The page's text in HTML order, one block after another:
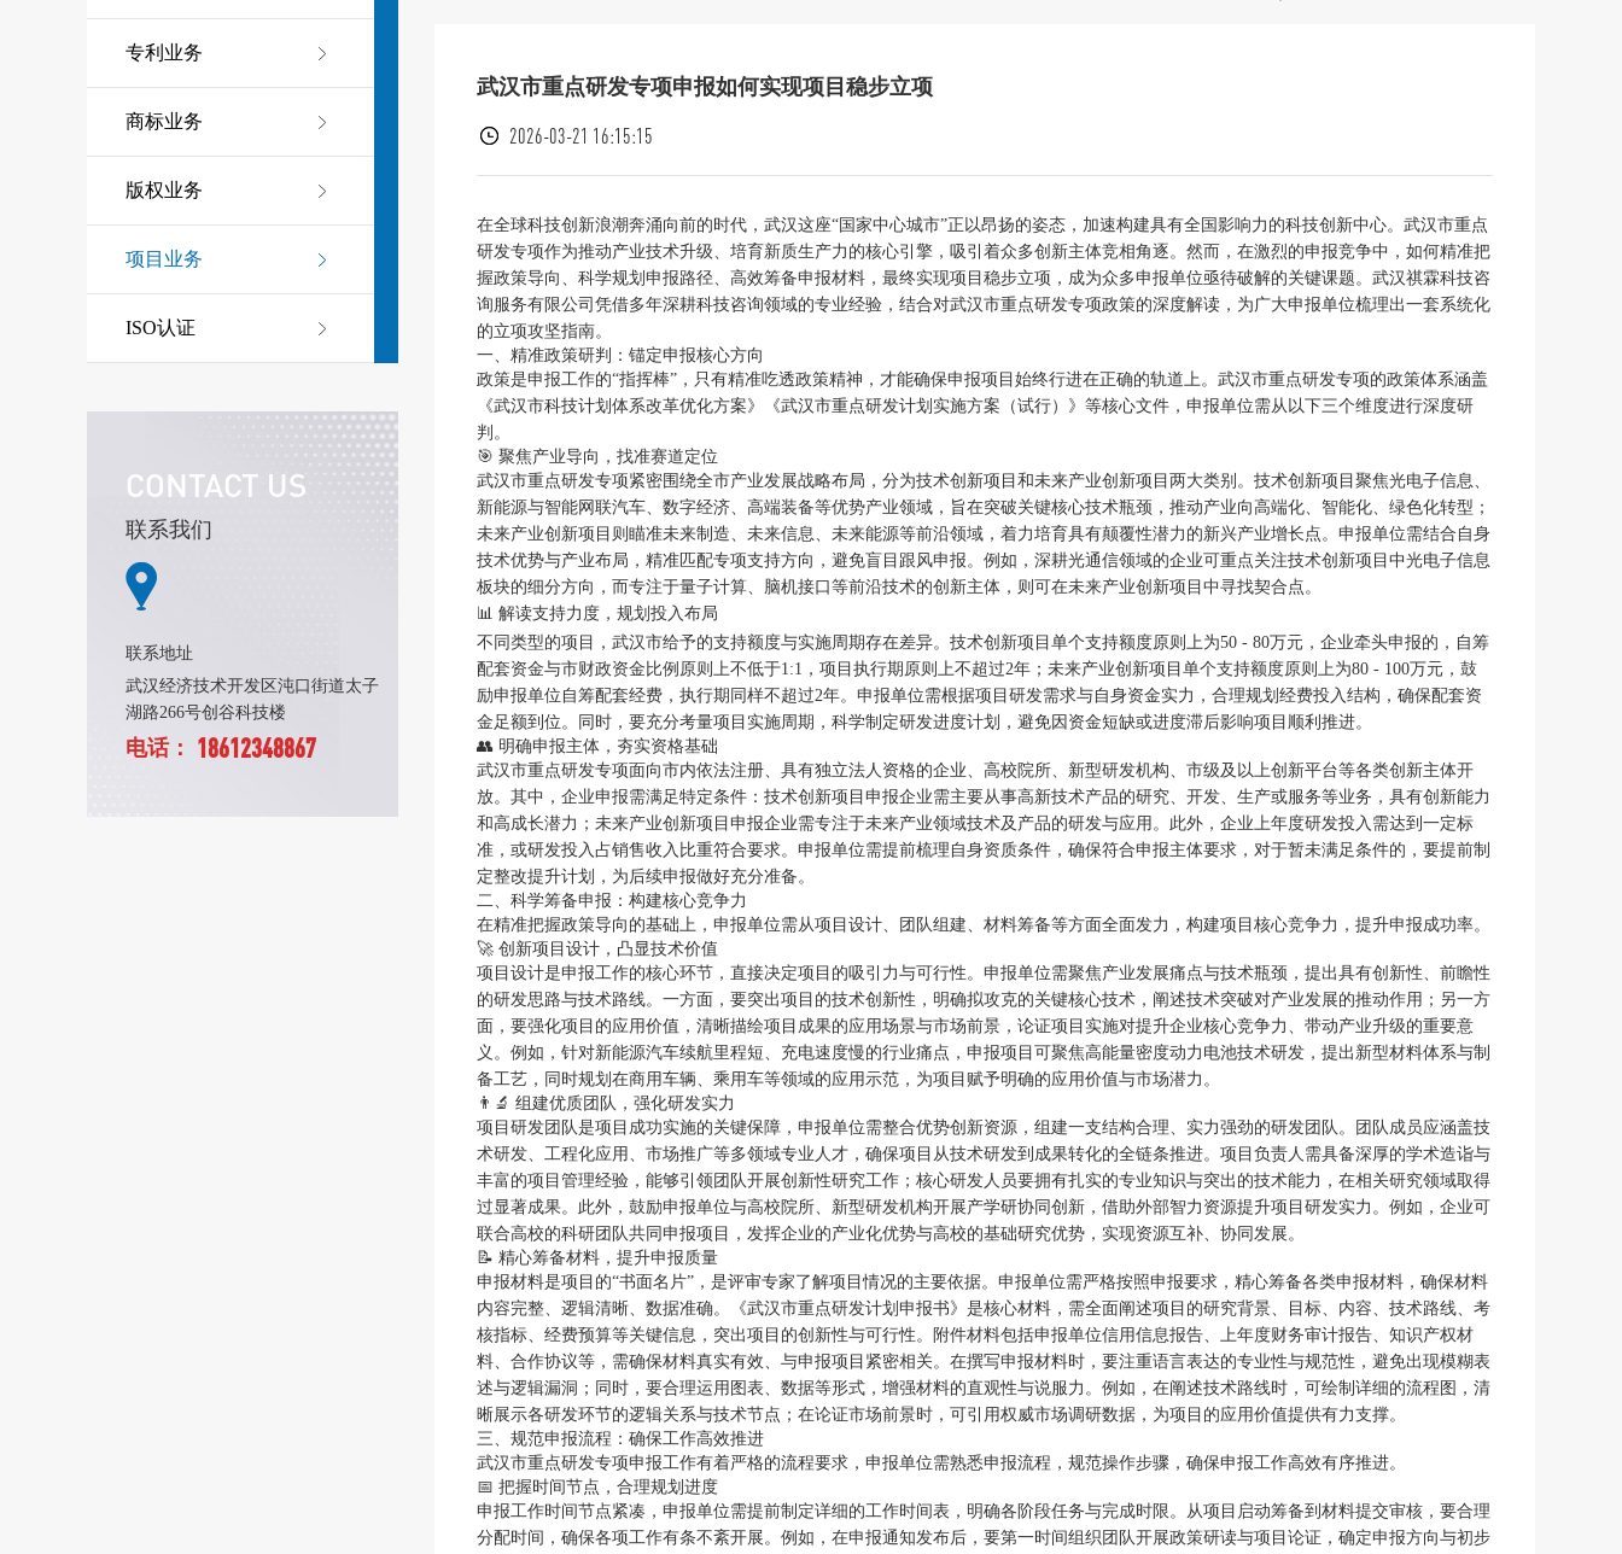
专利业务
商标业务
版权业务
项目业务
ISO认证
CONTACT US
联系我们
联系地址
武汉经济技术开发区沌口街道太子
湖路266号创谷科技楼
电话： 18612348867
武汉市重点研发专项申报如何实现项目稳步立项
2026-03-21 16:15:15
在全球科技创新浪潮奔涌向前的时代，武汉这座“国家中心城市”正以昂扬的姿态，加速构建具有全国影响力的科技创新中心。武汉市重点
研发专项作为推动产业技术升级、培育新质生产力的核心引擎，吸引着众多创新主体竞相角逐。然而，在激烈的申报竞争中，如何精准把
握政策导向、科学规划申报路径、高效筹备申报材料，最终实现项目稳步立项，成为众多申报单位亟待破解的关键课题。武汉祺霖科技咨
询服务有限公司凭借多年深耕科技咨询领域的专业经验，结合对武汉市重点研发专项政策的深度解读，为广大申报单位梳理出一套系统化
的立项攻坚指南。
一、精准政策研判：锚定申报核心方向
政策是申报工作的“指挥棒”，只有精准吃透政策精神，才能确保申报项目始终行进在正确的轨道上。武汉市重点研发专项的政策体系涵盖
《武汉市科技计划体系改革优化方案》《武汉市重点研发计划实施方案（试行）》等核心文件，申报单位需从以下三个维度进行深度研
判。
🎯 聚焦产业导向，找准赛道定位
武汉市重点研发专项紧密围绕全市产业发展战略布局，分为技术创新项目和未来产业创新项目两大类别。技术创新项目聚焦光电子信息、
新能源与智能网联汽车、数字经济、高端装备等优势产业领域，旨在突破关键核心技术瓶颈，推动产业向高端化、智能化、绿色化转型；
未来产业创新项目则瞄准未来制造、未来信息、未来能源等前沿领域，着力培育具有颠覆性潜力的新兴产业增长点。申报单位需结合自身
技术优势与产业布局，精准匹配专项支持方向，避免盲目跟风申报。例如，深耕光通信领域的企业可重点关注技术创新项目中光电子信息
板块的细分方向，而专注于量子计算、脑机接口等前沿技术的创新主体，则可在未来产业创新项目中寻找契合点。
📊 解读支持力度，规划投入布局
不同类型的项目，武汉市给予的支持额度与实施周期存在差异。技术创新项目单个支持额度原则上为50 - 80万元，企业牵头申报的，自筹
配套资金与市财政资金比例原则上不低于1:1，项目执行期原则上不超过2年；未来产业创新项目单个支持额度原则上为80 - 100万元，鼓
励申报单位自筹配套经费，执行期同样不超过2年。申报单位需根据项目研发需求与自身资金实力，合理规划经费投入结构，确保配套资
金足额到位。同时，要充分考量项目实施周期，科学制定研发进度计划，避免因资金短缺或进度滞后影响项目顺利推进。
👥 明确申报主体，夯实资格基础
武汉市重点研发专项面向市内依法注册、具有独立法人资格的企业、高校院所、新型研发机构、市级及以上创新平台等各类创新主体开
放。其中，企业申报需满足特定条件：技术创新项目申报企业需主要从事高新技术产品的研究、开发、生产或服务等业务，具有创新能力
和高成长潜力；未来产业创新项目申报企业需专注于未来产业领域技术及产品的研发与应用。此外，企业上年度研发投入需达到一定标
准，或研发投入占销售收入比重符合要求。申报单位需提前梳理自身资质条件，确保符合申报主体要求，对于暂未满足条件的，要提前制
定整改提升计划，为后续申报做好充分准备。
二、科学筹备申报：构建核心竞争力
在精准把握政策导向的基础上，申报单位需从项目设计、团队组建、材料筹备等方面全面发力，构建项目核心竞争力，提升申报成功率。
🚀 创新项目设计，凸显技术价值
项目设计是申报工作的核心环节，直接决定项目的吸引力与可行性。申报单位需聚焦产业发展痛点与技术瓶颈，提出具有创新性、前瞻性
的研发思路与技术路线。一方面，要突出项目的技术创新性，明确拟攻克的关键核心技术，阐述技术突破对产业发展的推动作用；另一方
面，要强化项目的应用价值，清晰描绘项目成果的应用场景与市场前景，论证项目实施对提升企业核心竞争力、带动产业升级的重要意
义。例如，针对新能源汽车续航里程短、充电速度慢的行业痛点，申报项目可聚焦高能量密度动力电池技术研发，提出新型材料体系与制
备工艺，同时规划在商用车辆、乘用车等领域的应用示范，为项目赋予明确的应用价值与市场潜力。
👨‍🔬 组建优质团队，强化研发实力
项目研发团队是项目成功实施的关键保障，申报单位需整合优势创新资源，组建一支结构合理、实力强劲的研发团队。团队成员应涵盖技
术研发、工程化应用、市场推广等多领域专业人才，确保项目从技术研发到成果转化的全链条推进。项目负责人需具备深厚的学术造诣与
丰富的项目管理经验，能够引领团队开展创新性研究工作；核心研发人员要拥有扎实的专业知识与突出的技术能力，在相关研究领域取得
过显著成果。此外，鼓励申报单位与高校院所、新型研发机构开展产学研协同创新，借助外部智力资源提升项目研发实力。例如，企业可
联合高校的科研团队共同申报项目，发挥企业的产业化优势与高校的基础研究优势，实现资源互补、协同发展。
📝 精心筹备材料，提升申报质量
申报材料是项目的“书面名片”，是评审专家了解项目情况的主要依据。申报单位需严格按照申报要求，精心筹备各类申报材料，确保材料
内容完整、逻辑清晰、数据准确。《武汉市重点研发计划申报书》是核心材料，需全面阐述项目的研究背景、目标、内容、技术路线、考
核指标、经费预算等关键信息，突出项目的创新性与可行性。附件材料包括申报单位信用信息报告、上年度财务审计报告、知识产权材
料、合作协议等，需确保材料真实有效、与申报项目紧密相关。在撰写申报材料时，要注重语言表达的专业性与规范性，避免出现模糊表
述与逻辑漏洞；同时，要合理运用图表、数据等形式，增强材料的直观性与说服力。例如，在阐述技术路线时，可绘制详细的流程图，清
晰展示各研发环节的逻辑关系与技术节点；在论证市场前景时，可引用权威市场调研数据，为项目的应用价值提供有力支撑。
三、规范申报流程：确保工作高效推进
武汉市重点研发专项申报工作有着严格的流程要求，申报单位需熟悉申报流程，规范操作步骤，确保申报工作高效有序推进。
📅 把握时间节点，合理规划进度
申报工作时间节点紧凑，申报单位需提前制定详细的工作时间表，明确各阶段任务与完成时限。从项目启动筹备到材料提交审核，要合理
分配时间，确保各项工作有条不紊开展。例如，在申报通知发布后，要第一时间组织团队开展政策研读与项目论证，确定申报方向与初步